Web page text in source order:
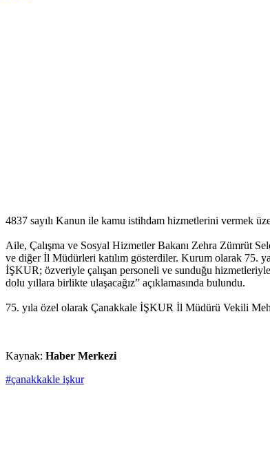
4837 sayılı Kanun ile kamu istihdam hizmetlerini vermek
Aile, Çalışma ve Sosyal Hizmetler Bakanı Zehra Zümrüt
ve diğer İl Müdürleri katılım gösterdiler. Kurum olarak 75.
İŞKUR; özveriyle çalışan personeli ve sunduğu hizmetleriyle
dolu yıllara birlikte ulaşacağız” açıklamasında bulundu.
75. yıla özel olarak Çanakkale İŞKUR İl Müdürü Vekili
Kaynak: Haber Merkezi
#çanakkakle işkur